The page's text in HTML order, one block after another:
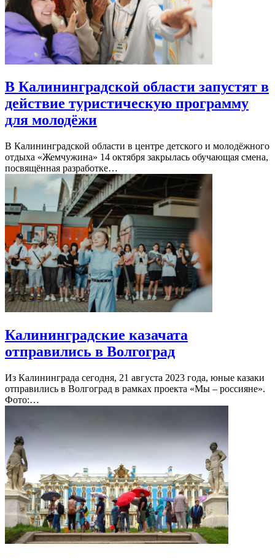
В Калининградской области запустят в
действие туристическую программу
для молодёжи
В Калининградской области в центре детского и молодёжного
отдыха «Жемчужина» 14 октября закрылась обучающая смена,
посвящённая разработке…
Калининградские казачата
отправились в Волгоград
Из Калининграда сегодня, 21 августа 2023 года, юные казаки
отправились в Волгоград в рамках проекта «Мы – россияне».
Фото:…